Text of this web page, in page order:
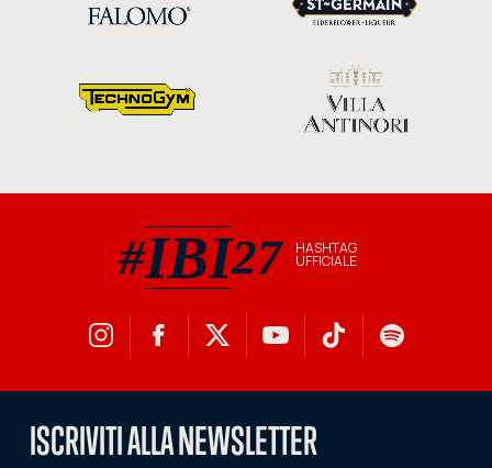
#IBI27
#IBI27 hashtag ufficiale
HASHTAG
UFFICIALE
ISCRIVITI ALLA NEWSLETTER